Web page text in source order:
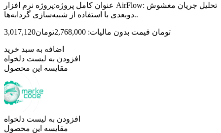
عنوان کامل پروژه:پروژه نرم افزار AirFlow: تحلیل جریان مغشوش
دوبعدی با استفاده از شبیه‌سازی گردابه‌ها..
3,017,120تومان قیمت بدون مالیات: 2,768,000تومان
اضافه به سبد خرید
افزودن به لیست دلخواه
مقایسه این محصول
افزودن به لیست دلخواه
مقایسه این محصول